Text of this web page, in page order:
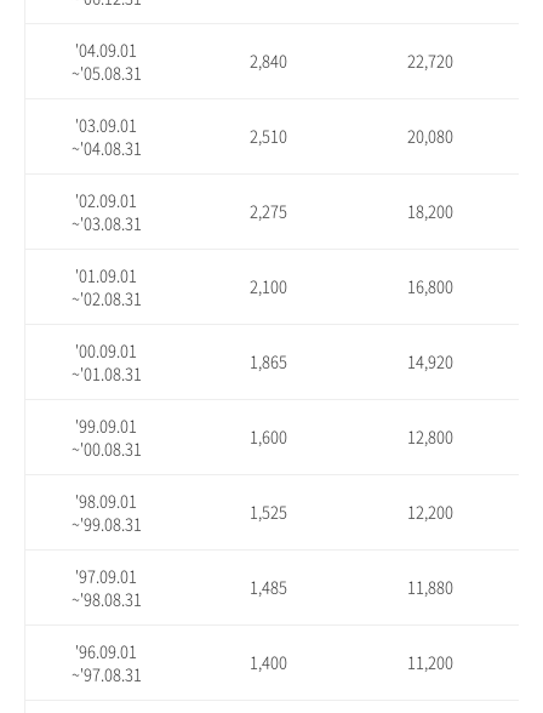
'04.09.01
~'05.08.31
2,840 22,720
'03.09.01
~'04.08.31
2,510 20,080
'02.09.01
~'03.08.31
2,275 18,200
'01.09.01
~'02.08.31
2,100 16,800
'00.09.01
~'01.08.31
1,865 14,920
'99.09.01
~'00.08.31
1,600 12,800
'98.09.01
~'99.08.31
1,525 12,200
'97.09.01
~'98.08.31
1,485 11,880
'96.09.01
~'97.08.31
1,400 11,200